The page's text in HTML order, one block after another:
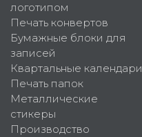
логотипом
Печать конвертов
Бумажные блоки для
записей
Квартальные календари
Печать папок
Металлические
стикеры
Производство